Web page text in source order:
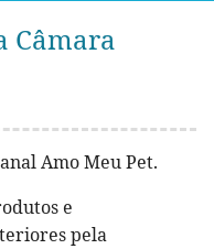
Câmara
Amo Meu Pet.
e
pela